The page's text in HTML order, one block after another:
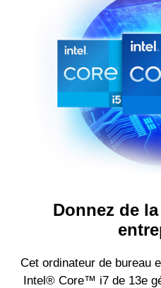
Donnez de
Cet ordinateur de bureau
Intel® Core™ i7 de 13e